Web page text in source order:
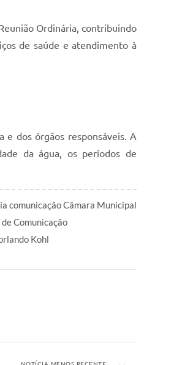
Ordinária, contribuindo
de saúde e atendimento à
e dos órgãos responsáveis. A
da água, os períodos de
comunicação Câmara Municipal
Comunicação
Kohl